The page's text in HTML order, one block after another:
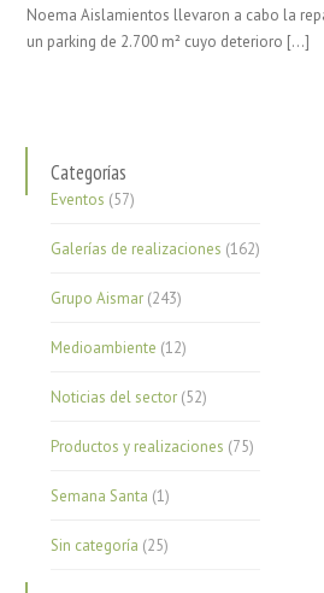
Noema Aislamientos llevaron a cabo la
un parking de 2.700 m² cuyo deterioro […]
Categorías
Eventos (57)
Galerías de realizaciones (162)
Grupo Aismar (243)
Medioambiente (12)
Noticias del sector (52)
Productos y realizaciones (75)
Semana Santa (1)
Sin categoría (25)